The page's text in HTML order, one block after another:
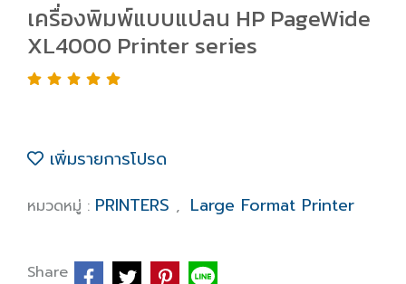
เครื่องพิมพ์แบบแปลน HP PageWide
XL4000 Printer series
เพิ่มรายการโปรด
หมวดหมู่ : PRINTERS , Large Format Printer
Share